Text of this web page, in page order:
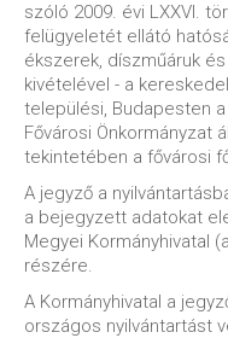
szóló 2009. évi LXXVI.
felügyeletét ellátó
ékszerek, díszműáruk
kivételével - a
települési, Budapesten
Fővárosi Önkormányzat
tekintetében a fővárosi
A jegyző a
a bejegyzett adatokat
Megyei Kormányhivatal
részére.
A Kormányhivatal a
országos nyilvántartást